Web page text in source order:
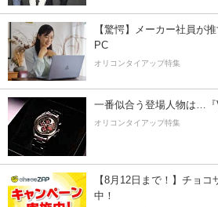
【驚愕】メーカー社員が
PC
オリコンタイアップ特集
一番似合う登場人物は…
オリコンタイアップ特集
【8月12日まで！】チョ
中！